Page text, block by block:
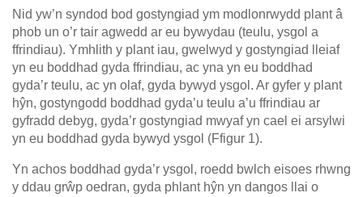
Nid yw’n syndod bod gostyngiad ym modlonrwydd plant â
phob un o’r tair agwedd ar eu bywydau (teulu, ysgol a
ffrindiau). Ymhlith y plant iau, gwelwyd y gostyngiad lleiaf
yn eu boddhad gyda ffrindiau, ac yna yn eu boddhad
gyda’r teulu, ac yn olaf, gyda bywyd ysgol. Ar gyfer y plant
hŷn, gostyngodd boddhad gyda’u teulu a’u ffrindiau ar
gyfradd debyg, gyda’r gostyngiad mwyaf yn cael ei arsylwi
yn eu boddhad gyda bywyd ysgol (Ffigur 1).
Yn achos boddhad gyda’r ysgol, roedd bwlch eisoes rhwng
y ddau grŵp oedran, gyda phlant hŷn yn dangos llai o